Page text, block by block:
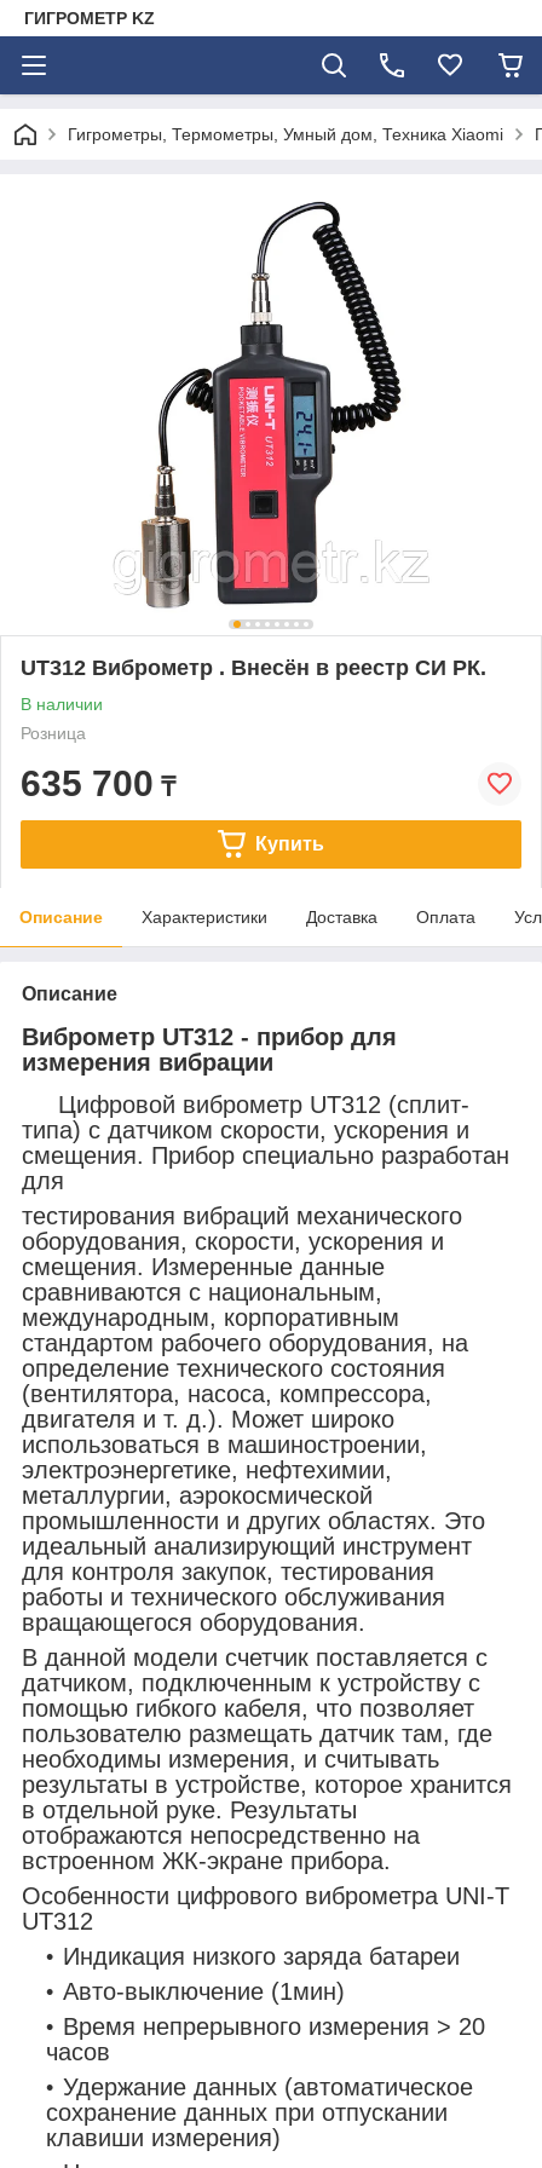
ГИГРОМЕТР KZ
Гигрометры, Термометры, Умный дом, Техника Xiaomi
UT312 Виброметр . Внесён в реестр СИ РК.
В наличии
Розница
635 700 ₸
Купить
Описание Характеристики Доставка Оплата
Описание
Виброметр UT312 - прибор для
измерения вибрации
Цифровой виброметр UT312 (сплит-
типа) с датчиком скорости, ускорения и
смещения. Прибор специально разработан
для
тестирования вибраций механического
оборудования, скорости, ускорения и
смещения. Измеренные данные
сравниваются с национальным,
международным, корпоративным
стандартом рабочего оборудования, на
определение технического состояния
(вентилятора, насоса, компрессора,
двигателя и т. д.). Может широко
использоваться в машиностроении,
электроэнергетике, нефтехимии,
металлургии, аэрокосмической
промышленности и других областях. Это
идеальный анализирующий инструмент
для контроля закупок, тестирования
работы и технического обслуживания
вращающегося оборудования.
В данной модели счетчик поставляется с
датчиком, подключенным к устройству с
помощью гибкого кабеля, что позволяет
пользователю размещать датчик там, где
необходимы измерения, и считывать
результаты в устройстве, которое хранится
в отдельной руке. Результаты
отображаются непосредственно на
встроенном ЖК-экране прибора.
Особенности цифрового виброметра UNI-T
UT312
Индикация низкого заряда батареи
Авто-выключение (1мин)
Время непрерывного измерения > 20
часов
Удержание данных (автоматическое
сохранение данных при отпускании
клавиши измерения)